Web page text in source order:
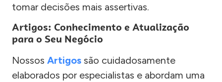
tomar decisões mais assertivas.
Artigos: Conhecimento e Atualização
para o Seu Negócio
Nossos Artigos são cuidadosamente
elaborados por especialistas e abordam uma